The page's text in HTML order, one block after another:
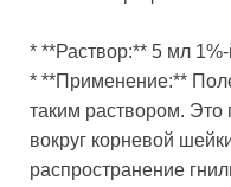
* **Раствор:** 5 мл
* **Применение:**
таким раствором. Это
вокруг корневой
распространение